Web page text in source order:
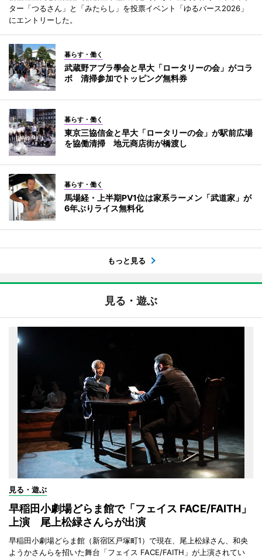
ター「つるさん」と「みたらし」を投票イベント「ゆるバース2026」
にエントリーした。
暮らす・働く
武蔵野アブラ學会と早大「ロータリーの会」がコラ
ボ 清掃参加でトッピング無料券
暮らす・働く
東京三協信金と早大「ロータリーの会」が駅前広場
を協働清掃 地元商店街が橋渡し
暮らす・働く
馬場経・上半期PV1位は家系ラーメン「武道家」が
6年ぶりライス無料化
もっと見る
見る・遊ぶ
見る・遊ぶ
早稲田小劇場どらま館で「フェイス FACE/FAITH」
上演 尾上松緑さんらが出演
早稲田小劇場どらま館（新宿区戸塚町1）で現在、尾上松緑さん、和央
ようかさんらを招いた舞台「フェイス FACE/FAITH」が上演されてい